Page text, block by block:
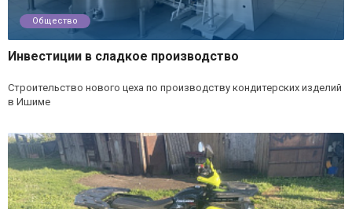
Общество
Инвестиции в сладкое производство
Строительство нового цеха по производству кондитерских изделий
в Ишиме